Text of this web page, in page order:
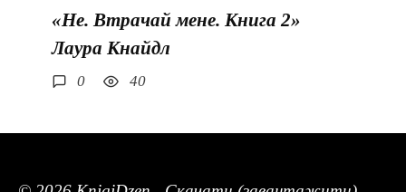
«Не. Втрачай мене. Книга 2»
Лаура Кнайдл
0 40